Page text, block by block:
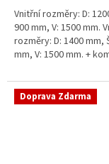
hvězdiček.
Vnitřní rozměry: D:
900 mm, V: 1500 mm.
rozměry: D: 1400 mm,
mm, V: 1500 mm. +
obetonování -
Doprava Zdarma